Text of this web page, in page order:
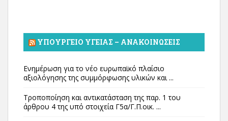
ΥΠΟΥΡΓΕΊΟ ΥΓΕΊΑΣ – ΑΝΑΚΟΙΝΏΣΕΙΣ
Ενημέρωση για το νέο ευρωπαϊκό πλαίσιο
αξιολόγησης της συμμόρφωσης υλικών και ...
Τροποποίηση και αντικατάσταση της παρ. 1 του
άρθρου 4 της υπό στοιχεία Γ5α/Γ.Π.οικ. ...